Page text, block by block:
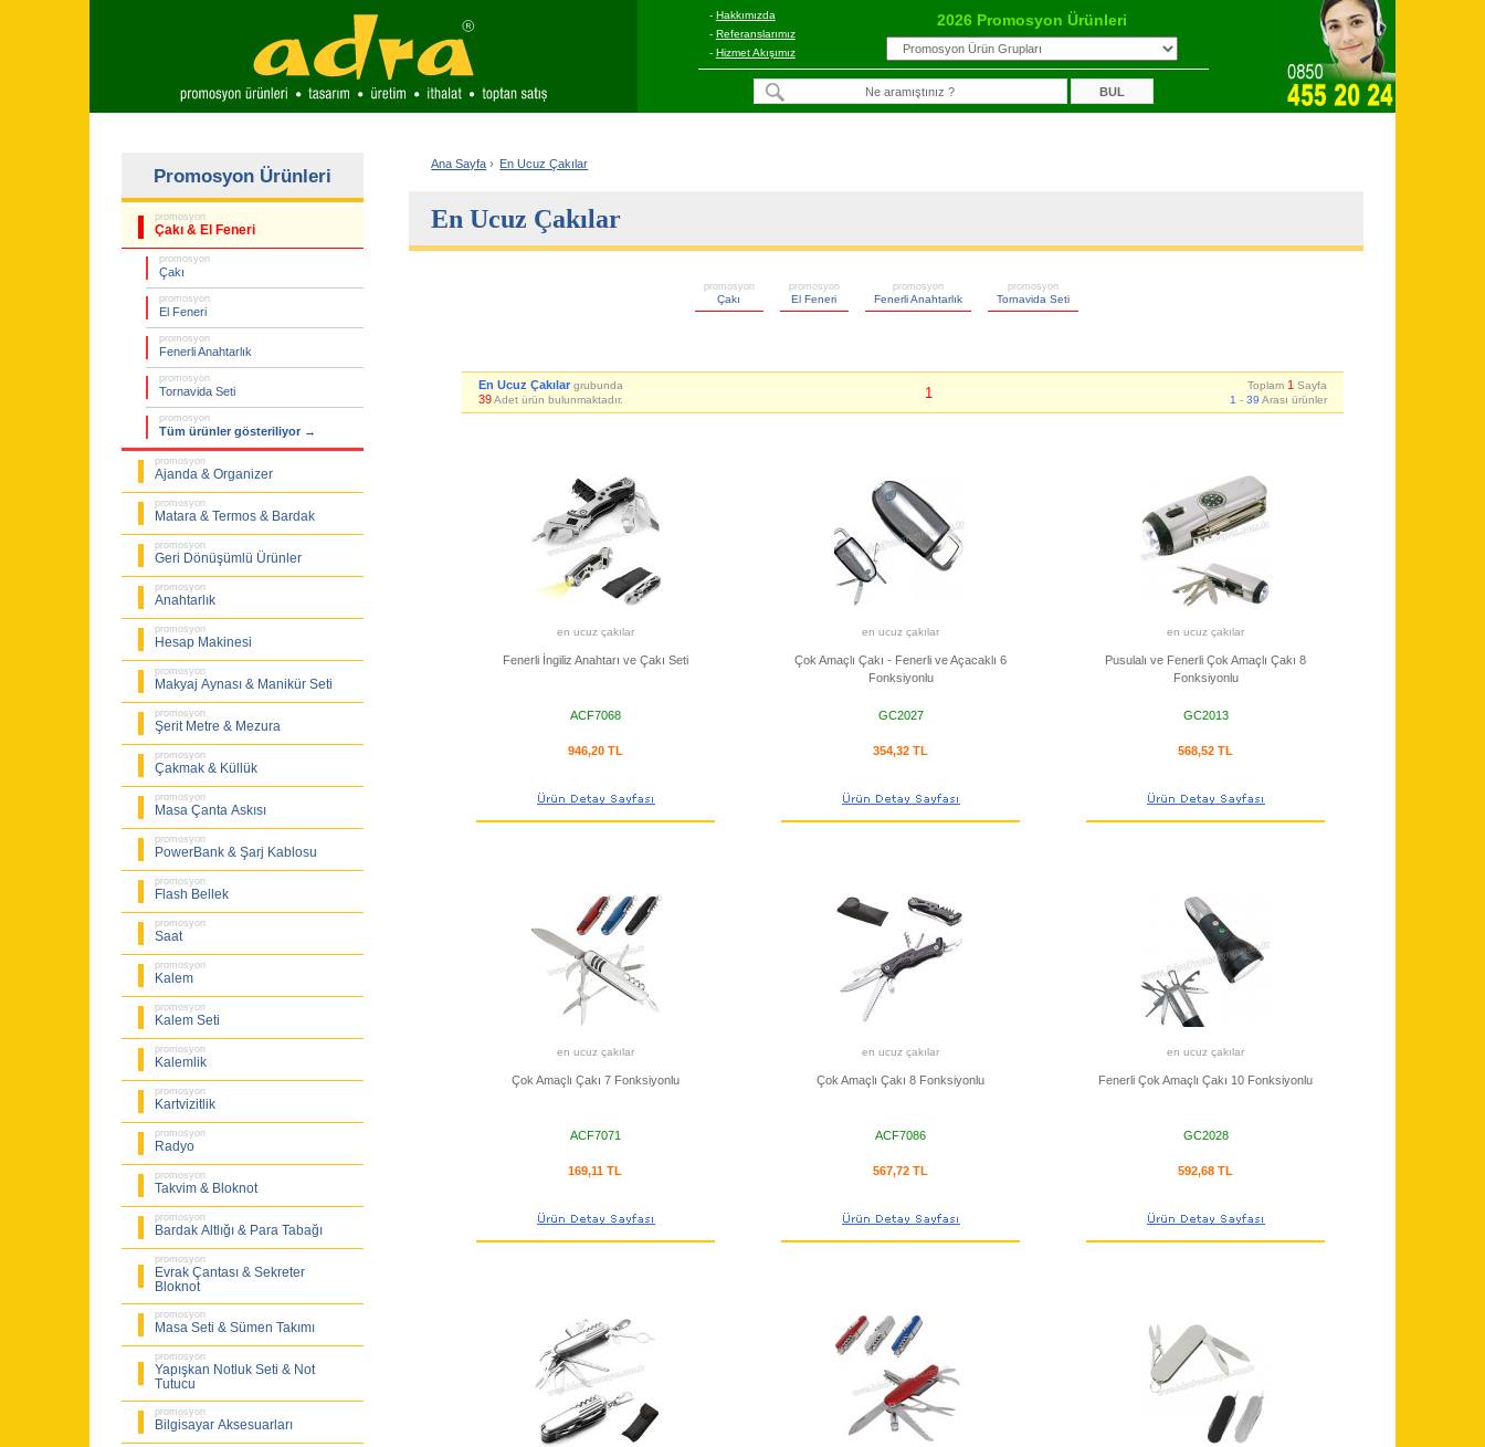
- Hakkımızda
- Referanslarımız
- Hizmet Akışımız
2026 Promosyon Ürünleri
Promosyon Ürünleri
promosyon
Çakı & El Feneri
promosyon
Çakı
promosyon
El Feneri
promosyon
Fenerli Anahtarlık
promosyon
Tornavida Seti
promosyon
Tüm ürünler gösteriliyor →
promosyon
Ajanda & Organizer
promosyon
Matara & Termos & Bardak
promosyon
Geri Dönüşümlü Ürünler
promosyon
Anahtarlık
promosyon
Hesap Makinesi
promosyon
Makyaj Aynası & Manikür Seti
promosyon
Şerit Metre & Mezura
promosyon
Çakmak & Küllük
promosyon
Masa Çanta Askısı
promosyon
PowerBank & Şarj Kablosu
promosyon
Flash Bellek
promosyon
Saat
promosyon
Kalem
promosyon
Kalem Seti
promosyon
Kalemlik
promosyon
Kartvizitlik
promosyon
Radyo
promosyon
Takvim & Bloknot
promosyon
Bardak Altlığı & Para Tabağı
promosyon
Evrak Çantası & Sekreter
Bloknot
promosyon
Masa Seti & Sümen Takımı
promosyon
Yapışkan Notluk Seti & Not
Tutucu
promosyon
Bilgisayar Aksesuarları
Ana Sayfa › En Ucuz Çakılar
En Ucuz Çakılar
promosyon
Çakı
promosyon
El Feneri
promosyon
Fenerli Anahtarlık
promosyon
Tornavida Seti
En Ucuz Çakılargrubunda
39Adet ürün bulunmaktadır. 1 Toplam 1 Sayfa
1 -39 Arası ürünler
en ucuz çakılar
Fenerli İngiliz Anahtarı ve Çakı Seti
ACF7068
946,20 TL
en ucuz çakılar
Çok Amaçlı Çakı - Fenerli ve Açacaklı 6
Fonksiyonlu
GC2027
354,32 TL
en ucuz çakılar
Pusulalı ve Fenerli Çok Amaçlı Çakı 8
Fonksiyonlu
GC2013
568,52 TL
en ucuz çakılar
Çok Amaçlı Çakı 7 Fonksiyonlu
ACF7071
169,11 TL
en ucuz çakılar
Çok Amaçlı Çakı 8 Fonksiyonlu
ACF7086
567,72 TL
en ucuz çakılar
Fenerli Çok Amaçlı Çakı 10 Fonksiyonlu
GC2028
592,68 TL